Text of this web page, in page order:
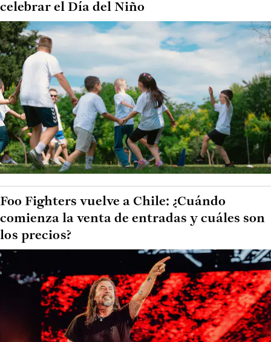
celebrar el Día del Niño
Foo Fighters vuelve a Chile: ¿Cuándo
comienza la venta de entradas y cuáles son
los precios?